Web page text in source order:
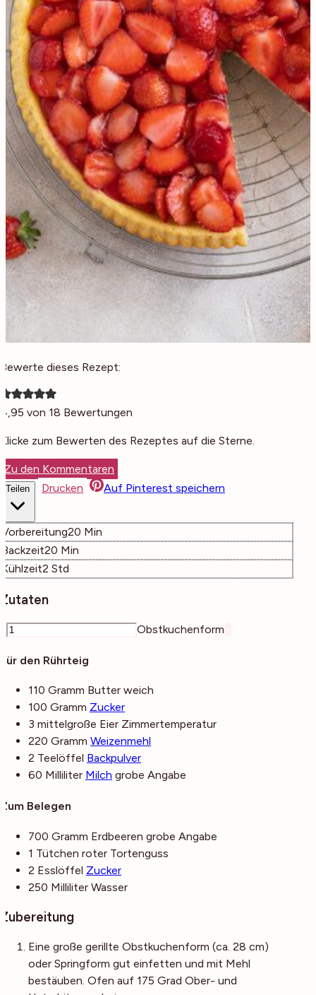
Bewerte dieses Rezept:
4,95 von 18 Bewertungen
Klicke zum Bewerten des Rezeptes auf die Sterne.
Zu den Kommentaren
Teilen Drucken Auf Pinterest speichern
Vorbereitung20 Minuten
Min
Backzeit20 Minuten
Min
Kühlzeit2 Stunden
Std
Zutaten
Obstkuchenform
Für den Rührteig
110 Gramm Butter weich
100 Gramm Zucker
3 mittelgroße Eier Zimmertemperatur
220 Gramm Weizenmehl
2 Teelöffel Backpulver
60 Milliliter Milch grobe Angabe
Zum Belegen
700 Gramm Erdbeeren grobe Angabe
1 Tütchen roter Tortenguss
2 Esslöffel Zucker
250 Milliliter Wasser
Zubereitung
Eine große gerillte Obstkuchenform (ca. 28 cm)
oder Springform gut einfetten und mit Mehl
bestäuben. Ofen auf 175 Grad Ober- und